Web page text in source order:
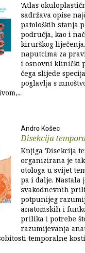
'Atlas
sadržava opise
patoloških stanja
područja, kao i
kirurškog
naputcima za
i osnovni klinički
čega slijede
poglavlja s
Andro Košec
Disekcija
Knjiga 'Disekcija
organizirana je
otologa u svijet
pa i dalje. Nastala
svakodnevnih
potpunijeg
anatomskih i
prilika i potrebe
razumijevanja
temporalne